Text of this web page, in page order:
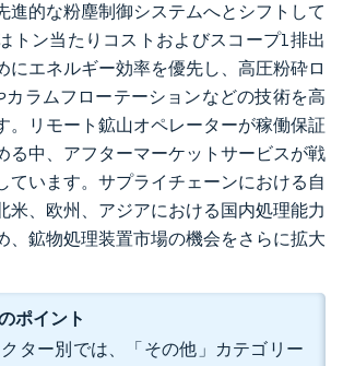
進的な粉塵制御システムへとシフトして
トン当たりコストおよびスコープ1排出
にエネルギー効率を優先し、高圧粉砕ロ
カラムフローテーションなどの技術を高
。リモート鉱山オペレーターが稼働保証
る中、アフターマーケットサービスが戦
ています。サプライチェーンにおける自
米、欧州、アジアにおける国内処理能力
、鉱物処理装置市場の機会をさらに拡大
ポイント
ター別では、「その他」カテゴリー